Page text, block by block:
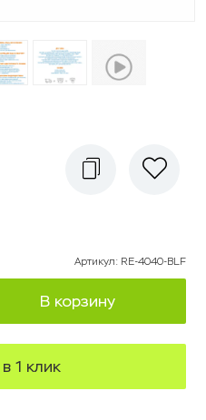
Артикул: RE-4040-BLF
В корзину
1 клик